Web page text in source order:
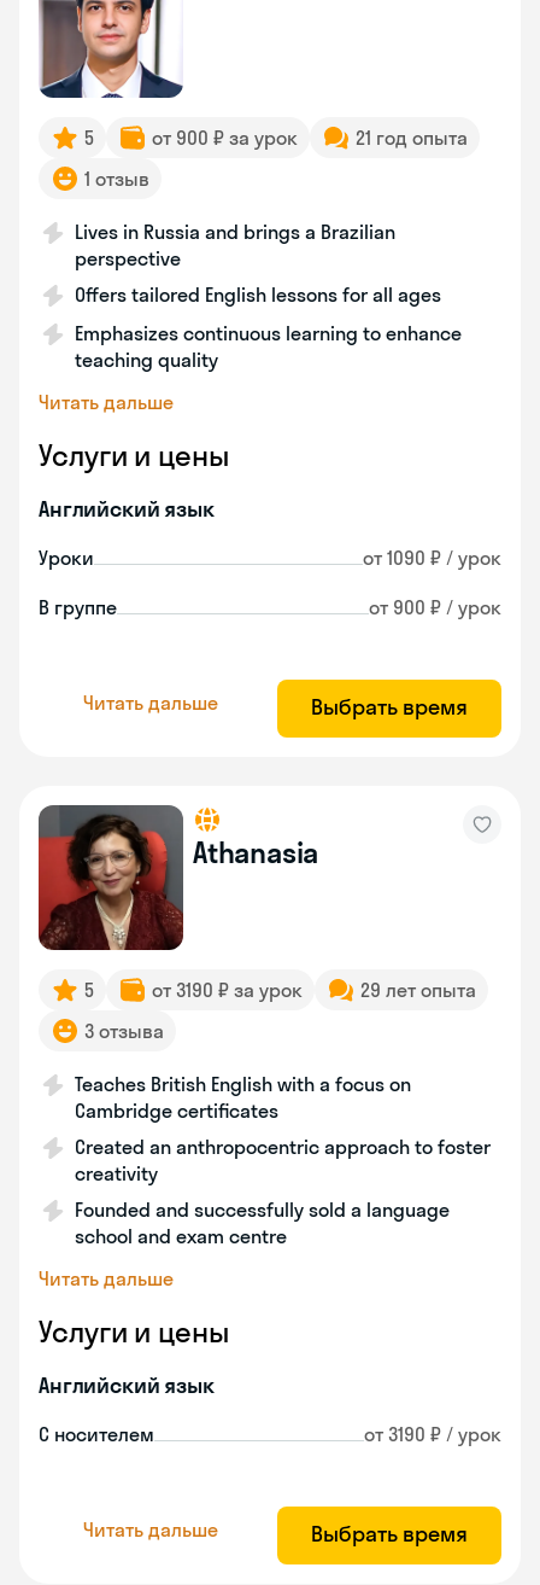
5 от 900 ₽ за урок
21 год опыта
1 отзыв
Lives in Russia and brings a Brazilian
perspective
Offers tailored English lessons for all ages
Emphasizes continuous learning to enhance
teaching quality
Читать дальше
Услуги и цены
Английский язык
Уроки от 1090 ₽ / урок
В группе от 900 ₽ / урок
Читать дальше Выбрать время
Athanasia
5 от 3190 ₽ за урок
29 лет опыта
3 отзыва
Teaches British English with a focus on
Cambridge certificates
Created an anthropocentric approach to foster
creativity
Founded and successfully sold a language
school and exam centre
Читать дальше
Услуги и цены
Английский язык
С носителем от 3190 ₽ / урок
Читать дальше Выбрать время